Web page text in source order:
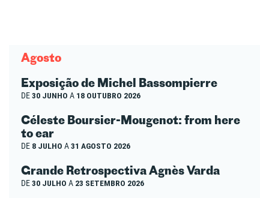
Agosto
Exposição de Michel Bassompierre
DE30 JUNHO A 18 OUTUBRO 2026
Céleste Boursier-Mougenot: from here
to ear
DE 8 JULHO A31 AGOSTO 2026
Grande Retrospectiva Agnès Varda
DE30 JULHO A 23 SETEMBRO 2026